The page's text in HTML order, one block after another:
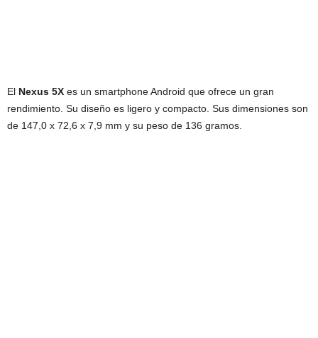
El Nexus 5X es un smartphone Android que ofrece un gran
rendimiento. Su diseño es ligero y compacto. Sus dimensiones son
de 147,0 x 72,6 x 7,9 mm y su peso de 136 gramos.